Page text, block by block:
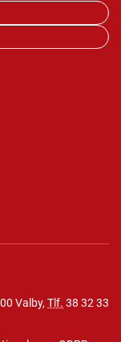
Valby, Tlf. 38 32 33